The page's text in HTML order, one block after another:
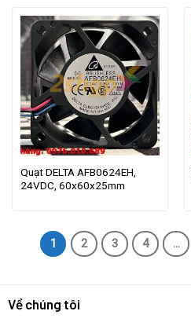
Quạt DELTA AFB0624EH,
24VDC, 60x60x25mm
1 2 3 4 …
Về chúng tôi